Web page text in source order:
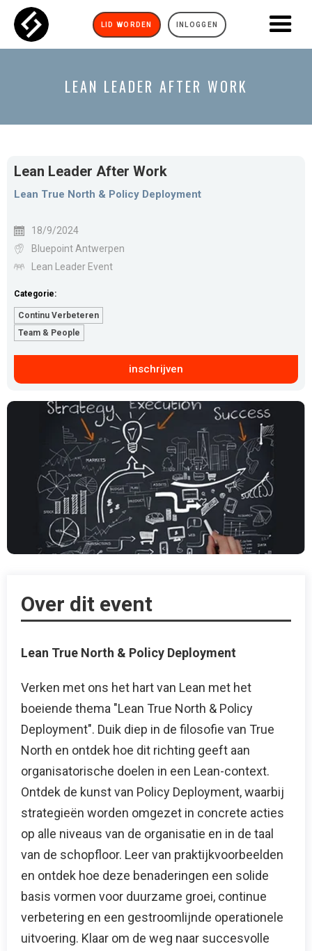
LID WORDEN INLOGGEN
LEAN LEADER AFTER WORK
Lean Leader After Work
Lean True North & Policy Deployment
18/9/2024
Bluepoint Antwerpen
Lean Leader Event
Categorie:
Continu Verbeteren
Team & People
inschrijven
Over dit event
Lean True North & Policy Deployment
Verken met ons het hart van Lean met het
boeiende thema "Lean True North & Policy
Deployment". Duik diep in de filosofie van True
North en ontdek hoe dit richting geeft aan
organisatorische doelen in een Lean-context.
Ontdek de kunst van Policy Deployment, waarbij
strategieën worden omgezet in concrete acties
op alle niveaus van de organisatie en in de taal
van de schopfloor. Leer van praktijkvoorbeelden
en ontdek hoe deze benaderingen een solide
basis vormen voor duurzame groei, continue
verbetering en een gestroomlijnde operationele
uitvoering. Klaar om de weg naar succesvolle